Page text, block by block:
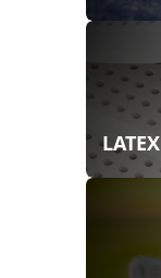
LATEX